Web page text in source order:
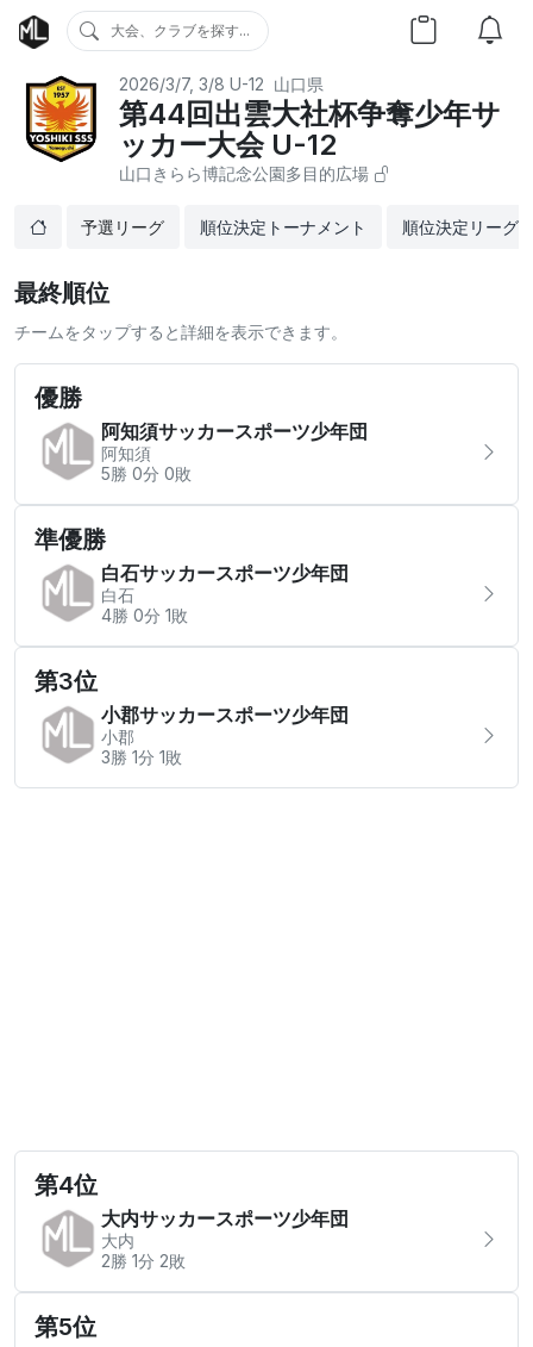
大会、クラブを探す...
2026/3/7, 3/8 U-12 山口県
第44回出雲大社杯争奪少年サ
ッカー大会 U-12
山口きらら博記念公園多目的広場
予選リーグ 順位決定トーナメント 順位決定リーグ
最終順位
チームをタップすると詳細を表示できます。
優勝
阿知須サッカースポーツ少年団
阿知須
5勝 0分 0敗
準優勝
白石サッカースポーツ少年団
白石
4勝 0分 1敗
第3位
小郡サッカースポーツ少年団
小郡
3勝 1分 1敗
第4位
大内サッカースポーツ少年団
大内
2勝 1分 2敗
第5位